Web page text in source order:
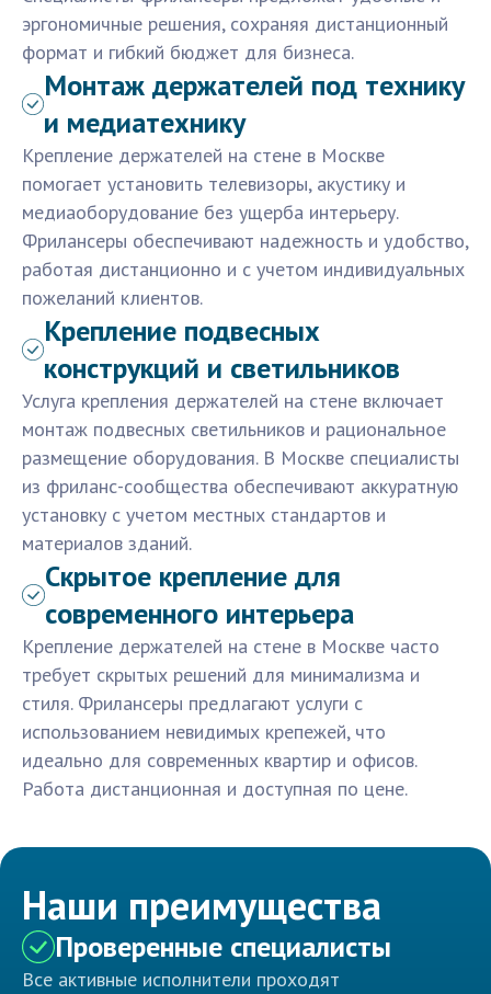
эргономичные решения, сохраняя дистанционный
формат и гибкий бюджет для бизнеса.
Монтаж держателей под технику
и медиатехнику
Крепление держателей на стене в Москве
помогает установить телевизоры, акустику и
медиаоборудование без ущерба интерьеру.
Фрилансеры обеспечивают надежность и удобство,
работая дистанционно и с учетом индивидуальных
пожеланий клиентов.
Крепление подвесных
конструкций и светильников
Услуга крепления держателей на стене включает
монтаж подвесных светильников и рациональное
размещение оборудования. В Москве специалисты
из фриланс-сообщества обеспечивают аккуратную
установку с учетом местных стандартов и
материалов зданий.
Скрытое крепление для
современного интерьера
Крепление держателей на стене в Москве часто
требует скрытых решений для минимализма и
стиля. Фрилансеры предлагают услуги с
использованием невидимых крепежей, что
идеально для современных квартир и офисов.
Работа дистанционная и доступная по цене.
Наши преимущества
Проверенные специалисты
Все активные исполнители проходят